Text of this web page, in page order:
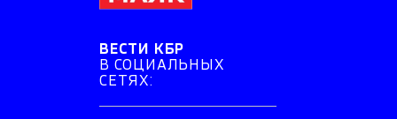
ВЕСТИ КБР
В СОЦИАЛЬНЫХ
СЕТЯХ: